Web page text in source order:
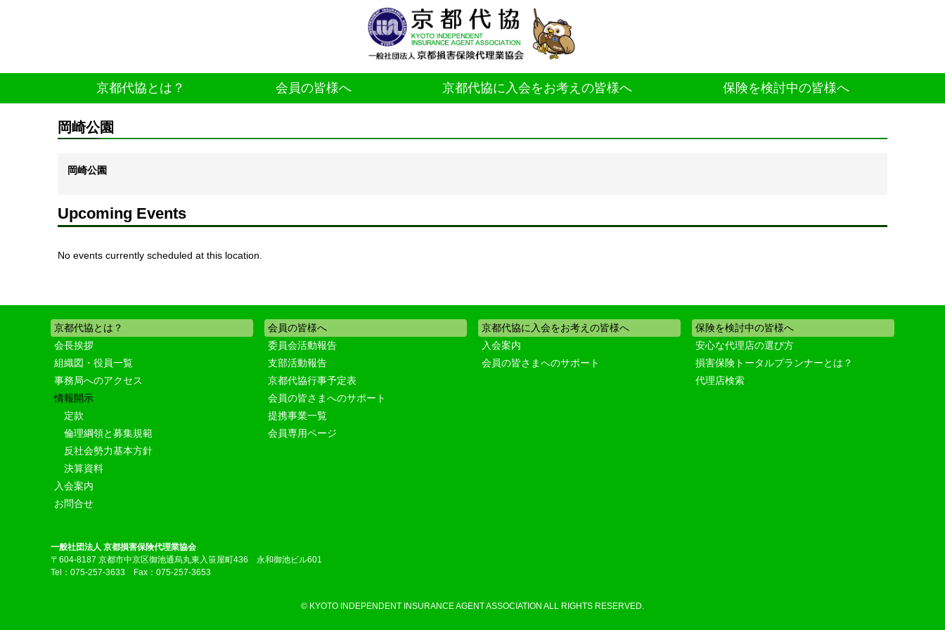
京都代協とは？ 会員の皆様へ 京都代協に入会をお考えの皆様へ 保険を検討中の皆様へ
岡崎公園
岡崎公園
Upcoming Events
No events currently scheduled at this location.
京都代協とは？
会長挨拶
組織図・役員一覧
事務局へのアクセス
情報開示
定款
倫理綱領と募集規範
反社会勢力基本方針
決算資料
入会案内
お問合せ
会員の皆様へ
委員会活動報告
支部活動報告
京都代協行事予定表
会員の皆さまへのサポート
提携事業一覧
会員専用ページ
京都代協に入会をお考えの皆様へ
入会案内
会員の皆さまへのサポート
保険を検討中の皆様へ
安心な代理店の選び方
損害保険トータルプランナーとは？
代理店検索
一般社団法人 京都損害保険代理業協会
〒604-8187 京都市中京区御池通烏丸東入笹屋町436 永和御池ビル601
Tel：075-257-3633 Fax：075-257-3653
© KYOTO INDEPENDENT INSURANCE AGENT ASSOCIATION ALL RIGHTS RESERVED.